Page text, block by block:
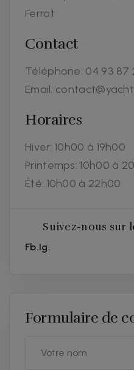
Ferrat
Contact
Téléphone: 04 93 87
Email:
Horaires
Hiver: 10h00 à 19h00
Printemps: 10h00 à
Été: 10h00 à 22h00
Suivez-nous sur
Fb.Ig.
Formulaire de